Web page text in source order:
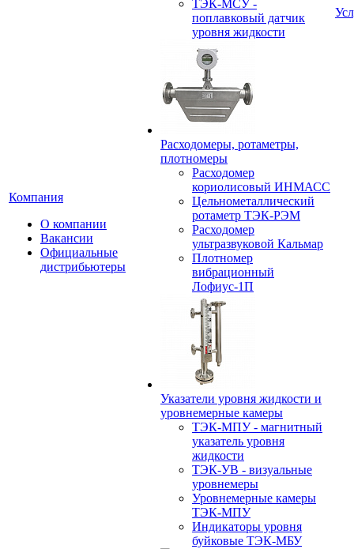
Компания
О компании
Вакансии
Официальные
дистрибьютеры
ТЭК-МСУ -
поплавковый датчик
уровня жидкости
Расходомеры, ротаметры,
плотномеры
Расходомер
кориолисовый ИНМАСС
Цельнометаллический
ротаметр ТЭК-РЭМ
Расходомер
ультразвуковой Кальмар
Плотномер
вибрационный
Лофиус-1П
Указатели уровня жидкости и
уровнемерные камеры
ТЭК-МПУ - магнитный
указатель уровня
жидкости
ТЭК-УВ - визуальные
уровнемеры
Уровнемерные камеры
ТЭК-МПУ
Индикаторы уровня
буйковые ТЭК-МБУ